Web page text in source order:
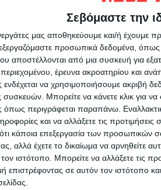
Σεβόμαστε την
μας αποθηκεύουμε και/ή
προσωπικά δεδομένα, όπως
αποστέλλονται από μια συσκευή για
έρευνα ακροατηρίου και
ενδέχεται να χρησιμοποιήσουμε ακριβή
Μπορείτε να κάνετε κλικ για να
όπως περιγράφεται παραπάνω.
και να αλλάξετε τις
κάποια επεξεργασία των προσωπικών
αλλά έχετε το δικαίωμα να αρνηθείτε
ιστότοπο. Μπορείτε να αλλάξετε τις
επιστρέφοντας σε αυτόν τον ιστότοπο
λιανική, αν ένα κατάστημα
αν όμως αγοράσει το ίδιο
260, διπλασιάζοντας έτσι τα
αυξήσεις κερδών των
ο κύριος Μακρής αναφέρεται
σούπερ μάρκετ στον παραγωγό
αν συμπεριλάβουμε αυτό
μεγάλες αλυσίδες σούπερ
τιμές των προϊόντων, δε